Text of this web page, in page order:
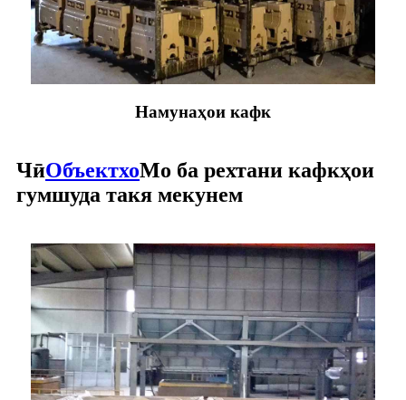
Намунаҳои кафк
ЧӣОбъектхоМо ба рехтани кафкҳои
гумшуда такя мекунем